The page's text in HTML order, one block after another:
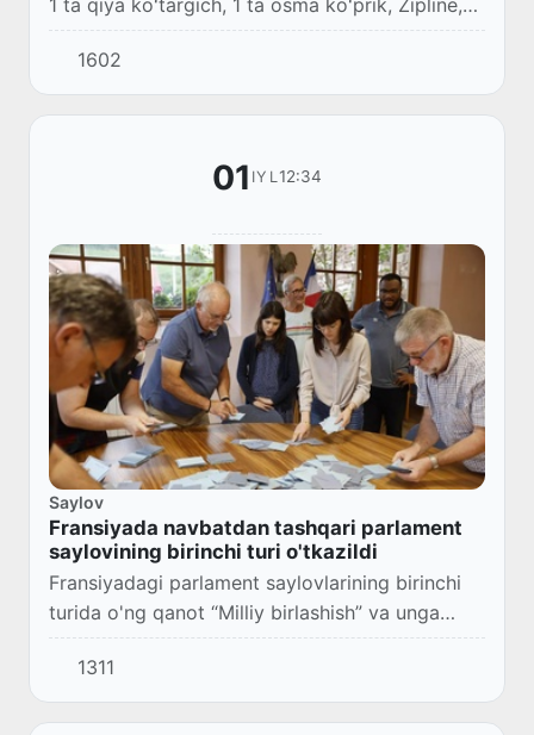
1 ta qiya koʻtargich, 1 ta osma koʻprik, Zipline,
Alpine Coaster attraksionlari va boshqa koʻplab
qoʻshimcha turistik infratuzilma...
1602
01 IYL12:34
Saylov
Fransiyada navbatdan tashqari parlament
saylovining birinchi turi o'tkazildi
Fransiyadagi parlament saylovlarining birinchi
turida o'ng qanot “Milliy birlashish” va unga
ittifoqchi kuchlar 33,4 foiz ovoz to'plab, g'alaba
qozondi.
1311